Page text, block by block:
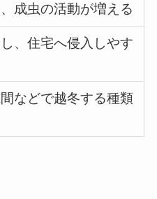
成虫の活動が増える
、住宅へ侵入しやす
などで越冬する種類